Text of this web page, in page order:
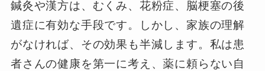
鍼灸や漢方は、むくみ、花粉症、脳梗塞の後
遺症に有効な手段です。しかし、家族の理解
がなければ、その効果も半減します。私は患
者さんの健康を第一に考え、薬に頼らない自